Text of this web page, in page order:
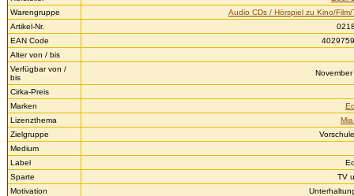
Warengruppe
Audio CDs / Hörspiel zu Kino/Film/
Artikel-Nr.
EAN Code
Alter von / bis
Verfügbar von /
bis
Cirka-Preis
Marken
Lizenzthema
Zielgruppe
Medium
Label
Sparte
TV
Motivation